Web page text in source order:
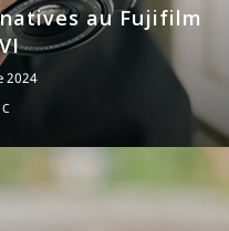
au Fujifilm
2024